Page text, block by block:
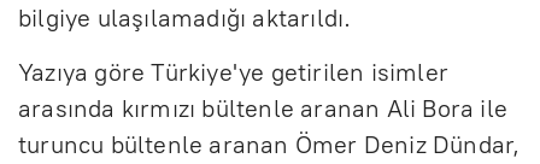
bilgiye ulaşılamadığı aktarıldı.
Yazıya göre Türkiye'ye getirilen isimler
arasında kırmızı bültenle aranan Ali Bora ile
turuncu bültenle aranan Ömer Deniz Dündar,